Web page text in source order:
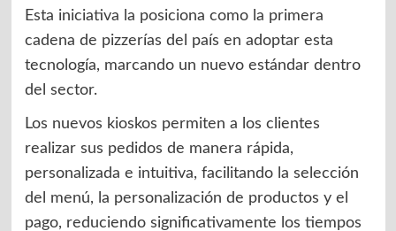
Esta iniciativa la posiciona como la primera
cadena de pizzerías del país en adoptar esta
tecnología, marcando un nuevo estándar dentro
del sector.
Los nuevos kioskos permiten a los clientes
realizar sus pedidos de manera rápida,
personalizada e intuitiva, facilitando la selección
del menú, la personalización de productos y el
pago, reduciendo significativamente los tiempos